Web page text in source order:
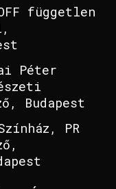
független
Péter
Budapest
PR